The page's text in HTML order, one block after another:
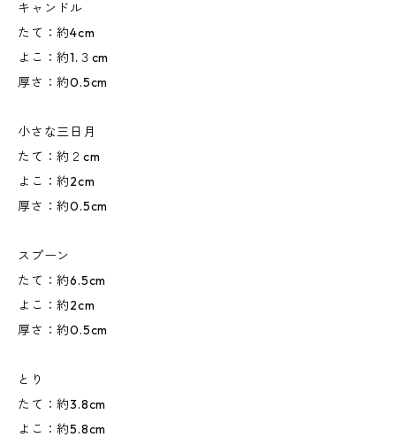
キャンドル
たて：約4cm
よこ：約1.３cm
厚さ：約0.5cm
小さな三日月
たて：約２cm
よこ：約2cm
厚さ：約0.5cm
スプーン
たて：約6.5cm
よこ：約2cm
厚さ：約0.5cm
とり
たて：約3.8cm
よこ：約5.8cm